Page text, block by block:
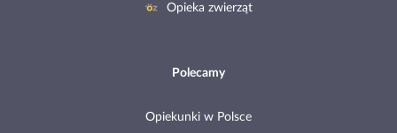
Opieka zwierząt
Polecamy
Opiekunki w Polsce